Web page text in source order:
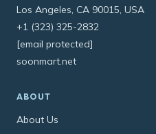
Los Angeles, CA 90015, USA
+1 (323) 325-2832
[email protected]
soonmart.net
ABOUT
About Us